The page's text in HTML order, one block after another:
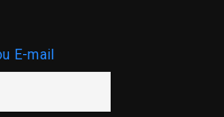
E-mail